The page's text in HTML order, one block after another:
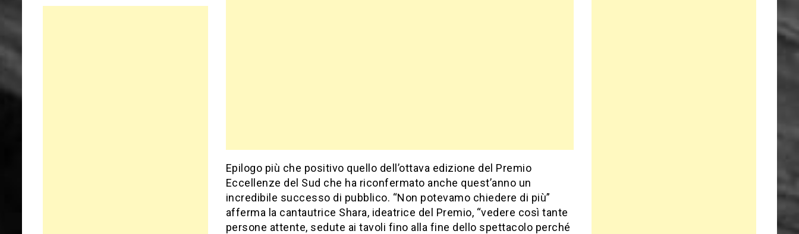
Epilogo più che positivo quello dell’ottava edizione del Premio
Eccellenze del Sud che ha riconfermato anche quest’anno un
incredibile successo di pubblico. “Non potevamo chiedere di più”
afferma la cantautrice Shara, ideatrice del Premio, “vedere così tante
persone attente, sedute ai tavoli fino alla fine dello spettacolo perché